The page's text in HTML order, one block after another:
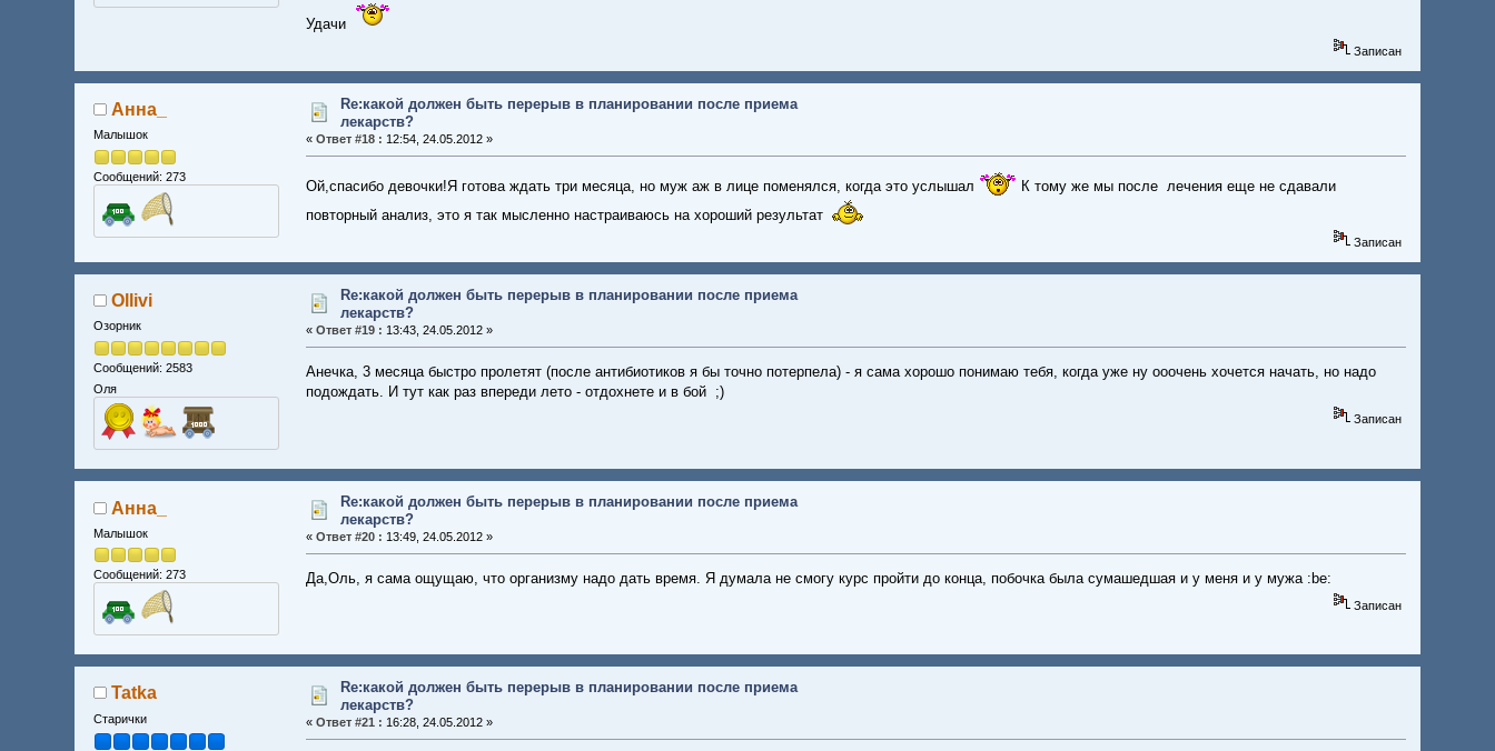
Удачи
Записан
Анна_
Малышок
Сообщений: 273
Re:какой должен быть перерыв в планировании после приема
лекарств?
«Ответ #18 : 12:54, 24.05.2012 »
Ой,спасибо девочки!Я готова ждать три месяца, но муж аж в лице поменялся, когда это услышал
К тому же мы после лечения еще не сдавали
повторный анализ, это я так мысленно настраиваюсь на хороший результат
Записан
Ollivi
Озорник
Сообщений: 2583
Оля
Re:какой должен быть перерыв в планировании после приема
лекарств?
«Ответ #19 : 13:43, 24.05.2012 »
Анечка, 3 месяца быстро пролетят (после антибиотиков я бы точно потерпела) - я сама хорошо понимаю тебя, когда уже ну ооочень хочется начать, но надо
подождать. И тут как раз впереди лето - отдохнете и в бой ;)
Записан
Анна_
Малышок
Сообщений: 273
Re:какой должен быть перерыв в планировании после приема
лекарств?
«Ответ #20 : 13:49, 24.05.2012 »
Да,Оль, я сама ощущаю, что организму надо дать время. Я думала не смогу курс пройти до конца, побочка была сумашедшая и у меня и у мужа :be:
Записан
Tatka
Старички
Re:какой должен быть перерыв в планировании после приема
лекарств?
«Ответ #21 : 16:28, 24.05.2012 »